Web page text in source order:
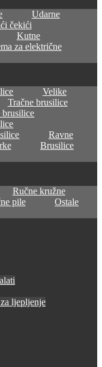
Udarne
čekići
Kutne
za električne
Velike
Tračne brusilice
brusilice
Ravne
Brusilice
Ručne kružne
pile
Ostale
ljepljenje